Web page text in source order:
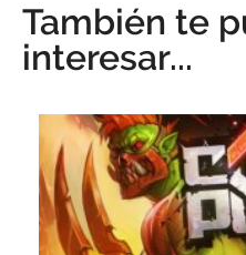
También te
interesar...